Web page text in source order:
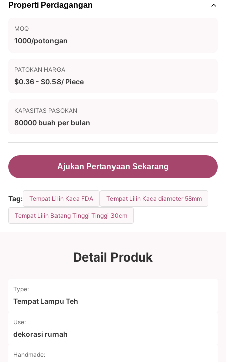
Properti Perdagangan
MOQ
1000/potongan
PATOKAN HARGA
$0.36 - $0.58/ Piece
KAPASITAS PASOKAN
80000 buah per bulan
Ajukan Pertanyaan Sekarang
Tag: Tempat Lilin Kaca FDA Tempat Lilin Kaca diameter 58mm
Tempat Lilin Batang Tinggi Tinggi 30cm
Detail Produk
Type:
Tempat Lampu Teh
Use:
dekorasi rumah
Handmade: